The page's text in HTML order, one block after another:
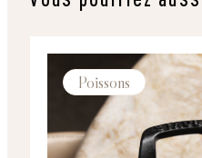
Poissons